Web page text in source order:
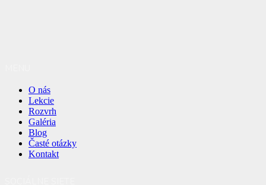
O nás
Lekcie
Rozvrh
Galéria
Blog
Časté otázky
Kontakt